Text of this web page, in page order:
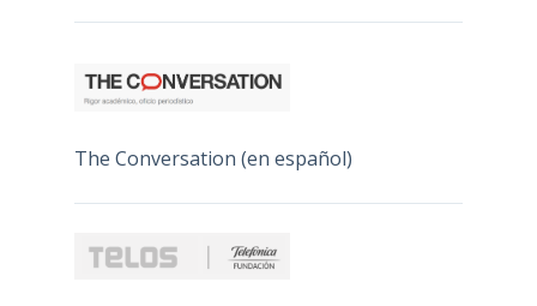
The Conversation (en español)